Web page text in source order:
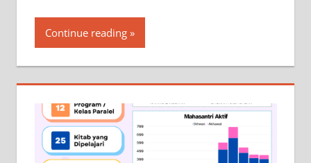
Continue reading